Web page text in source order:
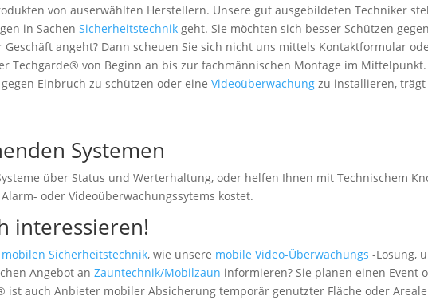
von auserwählten Herstellern. Unsere gut ausgebildeten Techniker
in SachenSicherheitstechnik geht. Sie möchten sich besser Schützen
Geschäft angeht? Dann scheuen Sie sich nicht uns mittels Kontaktformular
Techgarde® von Beginn an bis zur fachmännischen Montage im
gegen Einbruch zu schützen oder eineVideoüberwachung zu installieren,
Systemen
über Status und Werterhaltung, oder helfen Ihnen mit Technischem
oder Videoüberwachungssytems kostet.
interessieren!
mobilen Sicherheitstechnik, wie unsere mobile Video-Überwachungs -Lösung,
Angebot anZauntechnik/Mobilzaun informieren? Sie planen einen Event
ist auch Anbieter mobiler Absicherung temporär genutzter Fläche oder